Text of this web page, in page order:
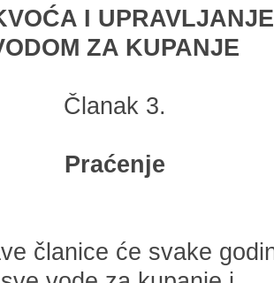
I UPRAVLJANJE
ZA KUPANJE
Članak 3.
Praćenje
članice će svake